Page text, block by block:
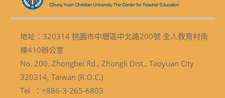
地址：320314 桃園市中壢區中北路200號 全人教育村南
棟410辦公室
No. 200, Zhongbei Rd., Zhongli Dist., Taoyuan City
320314, Taiwan (R.O.C.)
Tel ：+886-3-265-6803